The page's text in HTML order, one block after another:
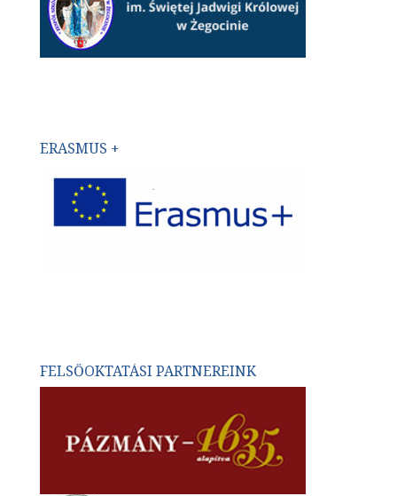
ERASMUS +
FELSŐOKTATÁSI PARTNEREINK